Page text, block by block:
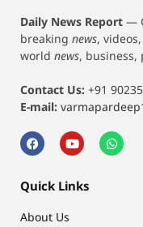
Daily News Report —
breaking news,
world news, business,
Contact Us: +91
E-mail:
Quick Links
About Us